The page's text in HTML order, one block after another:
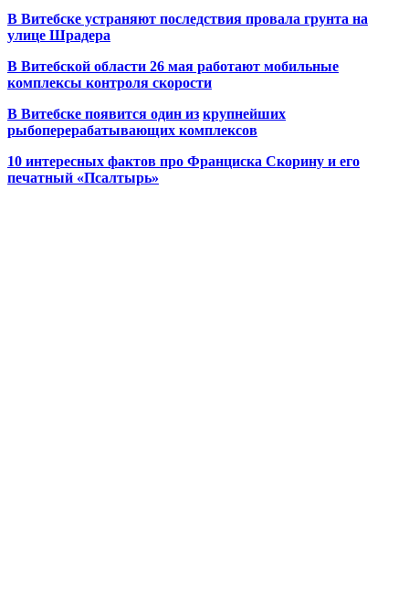
В Витебске устраняют последствия провала грунта на
улице Шрадера
В Витебской области 26 мая работают мобильные
комплексы контроля скорости
В Витебске появится один из крупнейших
рыбоперерабатывающих комплексов
10 интересных фактов про Франциска Скорину и его
печатный «Псалтырь»